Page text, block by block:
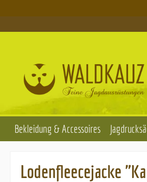
Bekleidung & Accessoires
Lodenfleecejacke